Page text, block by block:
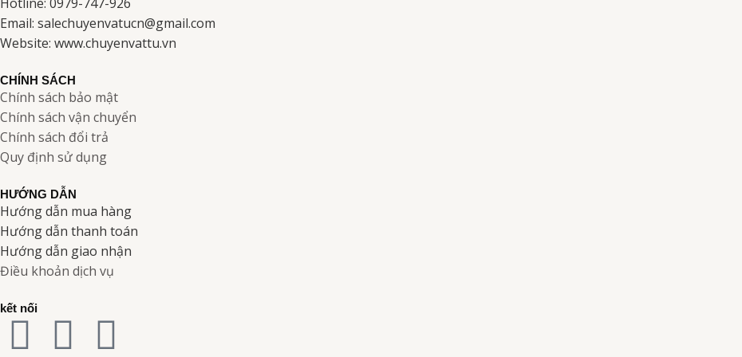
Email: salechuyenvatucn@gmail.com
Website: www.chuyenvattu.vn
CHÍNH SÁCH
Chính sách bảo mật
Chính sách vận chuyển
Chính sách đổi trả
Quy định sử dụng
HƯỚNG DẪN
Hướng dẫn mua hàng
Hướng dẫn thanh toán
Hướng dẫn giao nhận
Điều khoản dịch vụ
kết nối
F I Y